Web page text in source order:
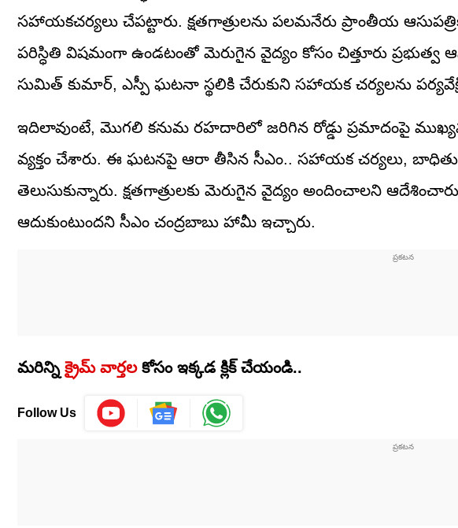
సహాయకచర్యలు చేపట్టారు. క్షతగాత్రులను పలమనేరు ప్రాంతీయ
పరిస్ధితి విషమంగా ఉండటంతో మెరుగైన వైద్యం కోసం చిత్తూరు ప్రభుత్వ
సుమిత్‌ కుమార్‌, ఎస్పీ ఘటనా స్థలికి చేరుకుని సహాయక చర్యలను
ఇదిలావుంటే, మొగ‌లి కనుమ రహదారిలో జరిగిన రోడ్డు ప్రమాదంపై
వ్యక్తం చేశారు. ఈ ఘటనపై ఆరా తీసిన సీఎం.. సహాయక చర్యలు,
తెలుసుకున్నారు. క్షతగాత్రులకు మెరుగైన వైద్యం అందించాలని
ఆదుకుంటుందని సీఎం చంద్రబాబు హామీ ఇచ్చారు.
మరిన్ని క్రైమ్ వార్తలకోసం ఇక్కడ క్లిక్ చేయండి..
Follow Us